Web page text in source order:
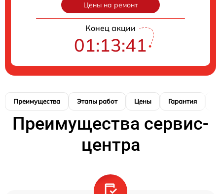
Цены на ремонт
Конец акции
01:13:40
Преимущества Этапы работ Цены Гарантия
Преимущества сервис-
центра